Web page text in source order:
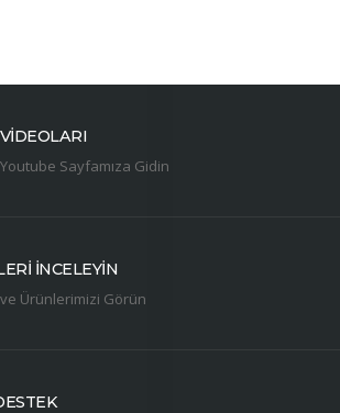
Youtube Sayfamıza Gidin
İNCELEYİN
ve Ürünlerimizi Görün